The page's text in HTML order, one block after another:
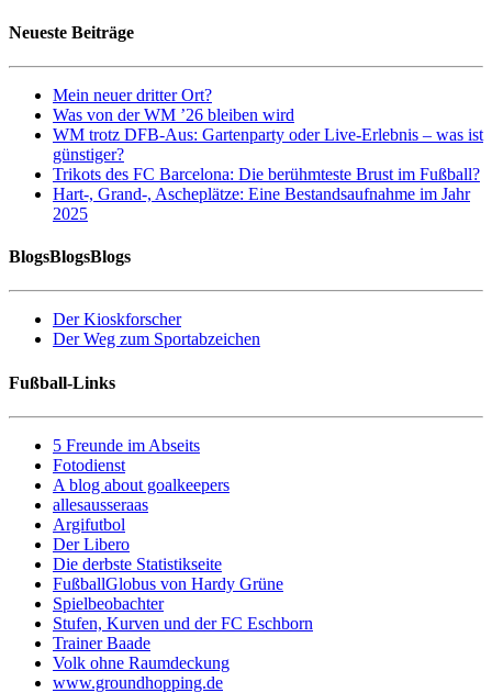
Neueste Beiträge
Mein neuer dritter Ort?
Was von der WM ’26 bleiben wird
WM trotz DFB-Aus: Gartenparty oder Live-Erlebnis – was ist
günstiger?
Trikots des FC Barcelona: Die berühmteste Brust im Fußball?
Hart-, Grand-, Ascheplätze: Eine Bestandsaufnahme im Jahr
2025
BlogsBlogsBlogs
Der Kioskforscher
Der Weg zum Sportabzeichen
Fußball-Links
5 Freunde im Abseits
Fotodienst
A blog about goalkeepers
allesausseraas
Argifutbol
Der Libero
Die derbste Statistikseite
FußballGlobus von Hardy Grüne
Spielbeobachter
Stufen, Kurven und der FC Eschborn
Trainer Baade
Volk ohne Raumdeckung
www.groundhopping.de